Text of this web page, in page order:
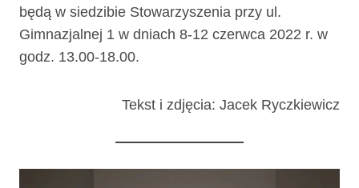
będą w siedzibie Stowarzyszenia przy ul.
Gimnazjalnej 1 w dniach 8-12 czerwca 2022 r. w
godz. 13.00-18.00.
Tekst i zdjęcia: Jacek Ryczkiewicz